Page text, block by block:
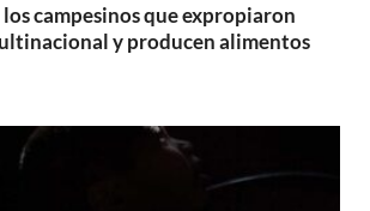
campesinos que expropiaron
y producen alimentos